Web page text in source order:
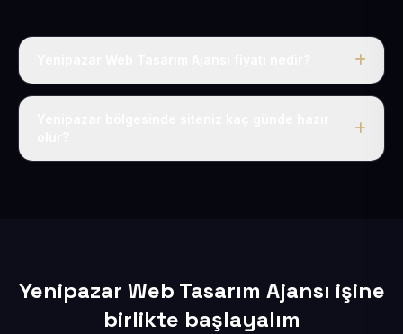
Tek fiyat uygulanır: yıllık 50 USD + KDV. Bu bedele alan
Yenipazar Web Tasarım Ajansı işine
birlikte başlayalım